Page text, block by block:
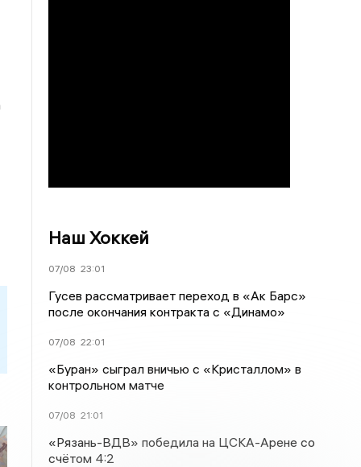
Наш Хоккей
07/08 23:01
Гусев рассматривает переход в «Ак Барс»
после окончания контракта с «Динамо»
07/08 22:01
«Буран» сыграл вничью с «Кристаллом» в
контрольном матче
07/08 21:01
«Рязань-ВДВ» победила на ЦСКА-Арене со
счётом 4:2